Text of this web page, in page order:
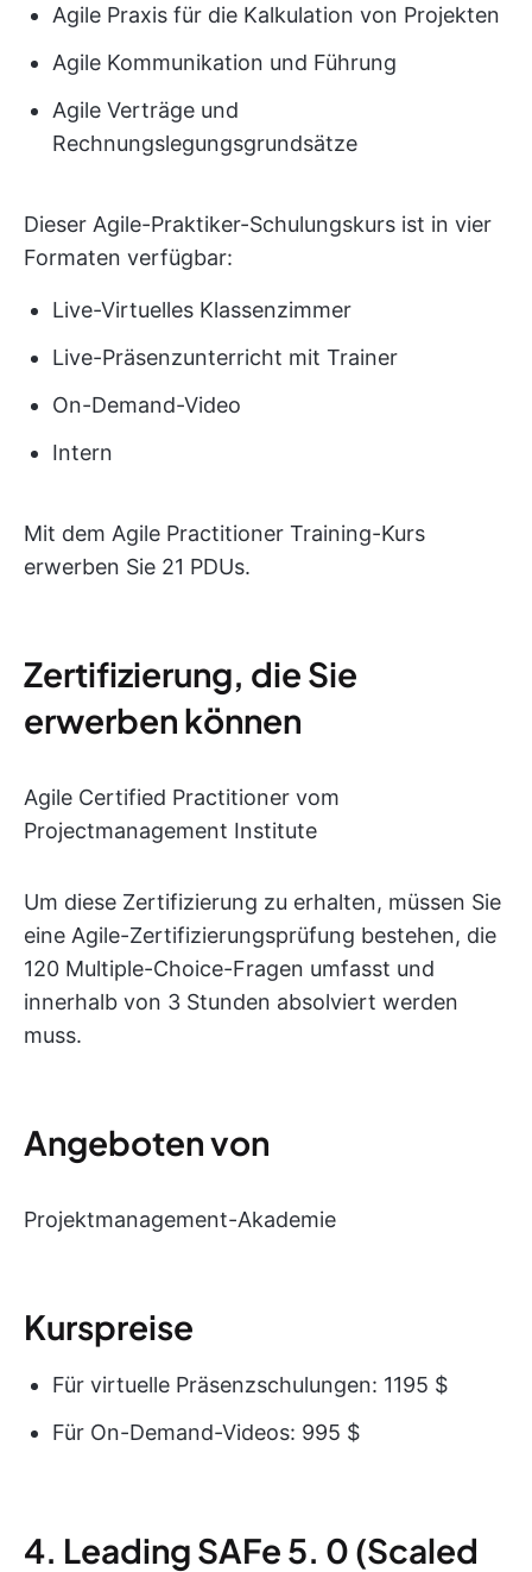
Agile Praxis für die Kalkulation von Projekten
Agile Kommunikation und Führung
Agile Verträge und
Rechnungslegungsgrundsätze
Dieser Agile-Praktiker-Schulungskurs ist in vier
Formaten verfügbar:
Live-Virtuelles Klassenzimmer
Live-Präsenzunterricht mit Trainer
On-Demand-Video
Intern
Mit dem Agile Practitioner Training-Kurs
erwerben Sie 21 PDUs.
Zertifizierung, die Sie
erwerben können
Agile Certified Practitioner vom
Projectmanagement Institute
Um diese Zertifizierung zu erhalten, müssen Sie
eine Agile-Zertifizierungsprüfung bestehen, die
120 Multiple-Choice-Fragen umfasst und
innerhalb von 3 Stunden absolviert werden
muss.
Angeboten von
Projektmanagement-Akademie
Kurspreise
Für virtuelle Präsenzschulungen: 1195 $
Für On-Demand-Videos: 995 $
4. Leading SAFe 5. 0 (Scaled